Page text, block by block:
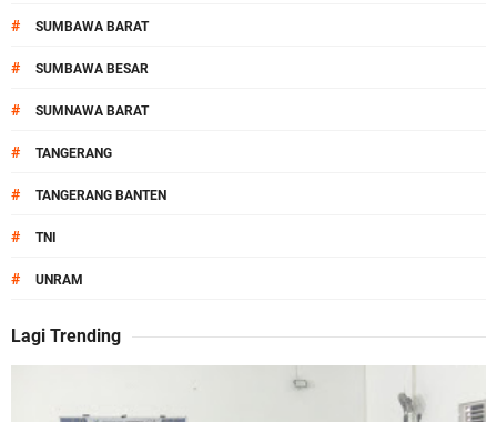
# SUMBAWA BARAT
# SUMBAWA BESAR
# SUMNAWA BARAT
# TANGERANG
# TANGERANG BANTEN
# TNI
# UNRAM
Lagi Trending